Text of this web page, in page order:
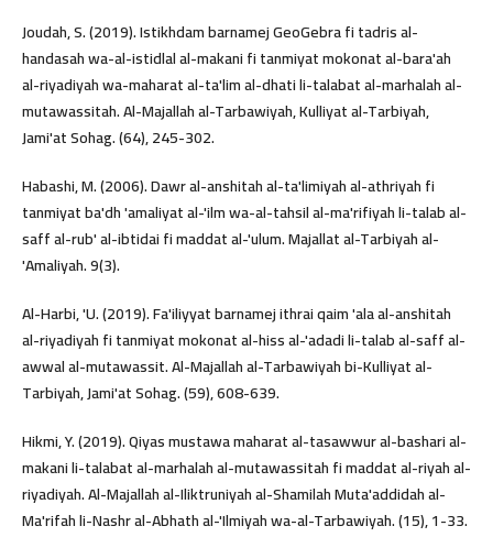
Joudah, S. (2019). Istikhdam barnamej GeoGebra fi tadris al-
handasah wa-al-istidlal al-makani fi tanmiyat mokonat al-bara'ah
al-riyadiyah wa-maharat al-ta'lim al-dhati li-talabat al-marhalah al-
mutawassitah. Al-Majallah al-Tarbawiyah, Kulliyat al-Tarbiyah,
Jami'at Sohag. (64), 245-302.
Habashi, M. (2006). Dawr al-anshitah al-ta'limiyah al-athriyah fi
tanmiyat ba'dh 'amaliyat al-'ilm wa-al-tahsil al-ma'rifiyah li-talab al-
saff al-rub' al-ibtidai fi maddat al-'ulum. Majallat al-Tarbiyah al-
'Amaliyah. 9(3).
Al-Harbi, 'U. (2019). Fa'iliyyat barnamej ithrai qaim 'ala al-anshitah
al-riyadiyah fi tanmiyat mokonat al-hiss al-'adadi li-talab al-saff al-
awwal al-mutawassit. Al-Majallah al-Tarbawiyah bi-Kulliyat al-
Tarbiyah, Jami'at Sohag. (59), 608-639.
Hikmi, Y. (2019). Qiyas mustawa maharat al-tasawwur al-bashari al-
makani li-talabat al-marhalah al-mutawassitah fi maddat al-riyah al-
riyadiyah. Al-Majallah al-Iliktruniyah al-Shamilah Muta'addidah al-
Ma'rifah li-Nashr al-Abhath al-'Ilmiyah wa-al-Tarbawiyah. (15), 1-33.